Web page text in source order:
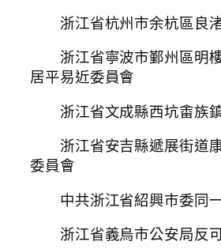
浙江省杭州市余杭區良
浙江省寧波市鄞州區明
居平易近委員會
浙江省文成縣西坑畬族
浙江省安吉縣遞展街道
委員會
中共浙江省紹興市委同
浙江省義烏市公安局反